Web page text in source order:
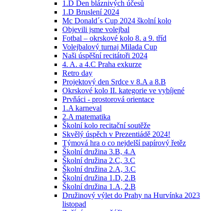
1.D Den bláznivých účesů
1.D Bruslení 2024
Mc Donald´s Cup 2024 školní kolo
Objevili jsme volejbal
Fotbal – okrskové kolo 8. a 9. tříd
Volejbalový turnaj Milada Cup
Naši úspěšní recitátoři 2024
4. A. a 4.C Praha exkurze
Retro day
Projektový den Srdce v 8.A a 8.B
Okrskové kolo II. kategorie ve vybíjené
Prvňáci - prostorová orientace
1.A karneval
2.A matematika
Školní kolo recitační soutěže
Skvělý úspěch v Prezentiádě 2024!
Týmová hra o co nejdelší papírový řetěz
Školní družina 3.B, 4.A
Školní družina 2.C, 3.C
Školní družina 2.A, 3.C
Školní družina 1.D, 2.B
Školní družina 1.A, 2.B
Družinový výlet do Prahy na Hurvínka 2023
listopad